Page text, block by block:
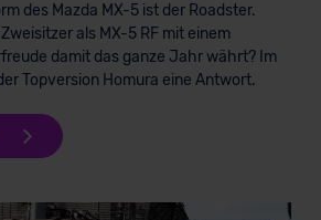
des Mazda MX-5 ist der Roadster.
als MX-5 RF mit einem
damit das ganze Jahr währt? Im
Topversion Homura eine Antwort.